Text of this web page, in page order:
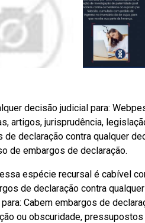
decisão judicial para:
artigos, jurisprudência,
declaração contra qualquer
de embargos de declaração.
espécie recursal é cabível
de declaração contra
Cabem embargos de
ou obscuridade,